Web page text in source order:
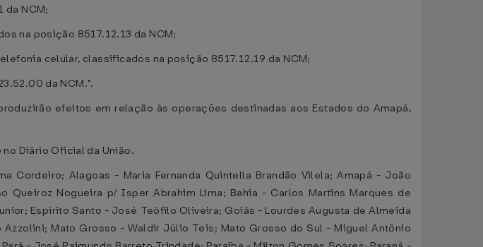
NCM;
na posição 8517.12.13 da NCM;
celular, classificados na posição 8517.12.19 da NCM;
da NCM.".
efeitos em relação às operações destinadas aos Estados do Amapá,
Diário Oficial da União.
Cordeiro; Alagoas - Maria Fernanda Quintella Brandão Vilela; Amapá - João
Nogueira p/ Isper Abrahim Lima; Bahia - Carlos Martins Marques de
Espírito Santo - José Teófilo Oliveira; Goiás - Lourdes Augusta de Almeida
Mato Grosso - Waldir Júlio Teis; Mato Grosso do Sul - Miguel Antônio